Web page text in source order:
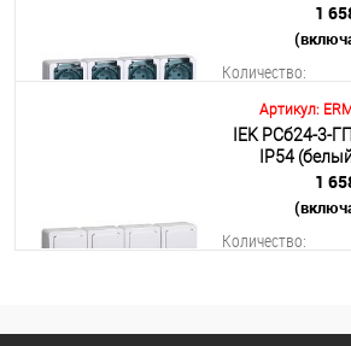
Подробнее
1
Количество:
Подробнее
Артикул:
IEK РСб24-3-
IP54
1
Количество: